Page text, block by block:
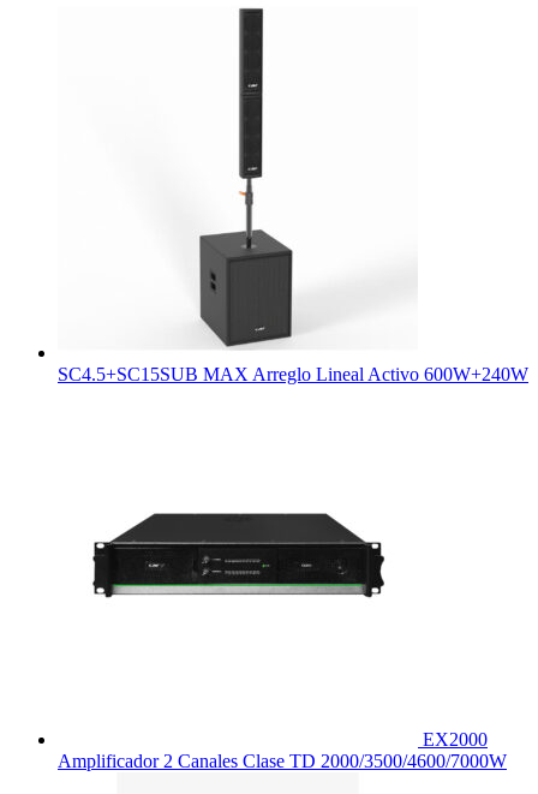
SC4.5+SC15SUB MAX Arreglo Lineal Activo 600W+240W
EX2000
Amplificador 2 Canales Clase TD 2000/3500/4600/7000W